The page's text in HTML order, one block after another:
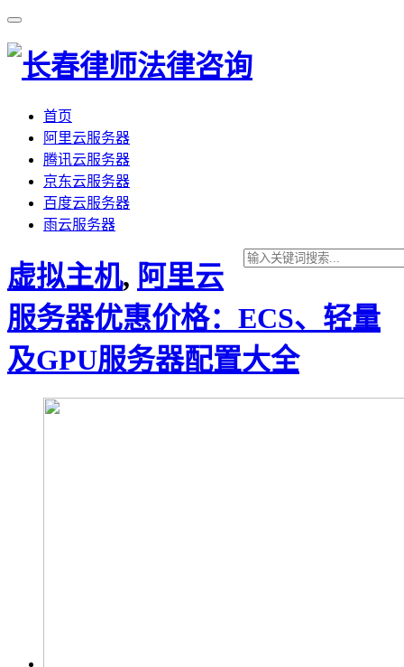
首页
阿里云服务器
腾讯云服务器
京东云服务器
百度云服务器
雨云服务器
虚拟主机, 阿里云
服务器优惠价格：ECS、轻量
及GPU服务器配置大全